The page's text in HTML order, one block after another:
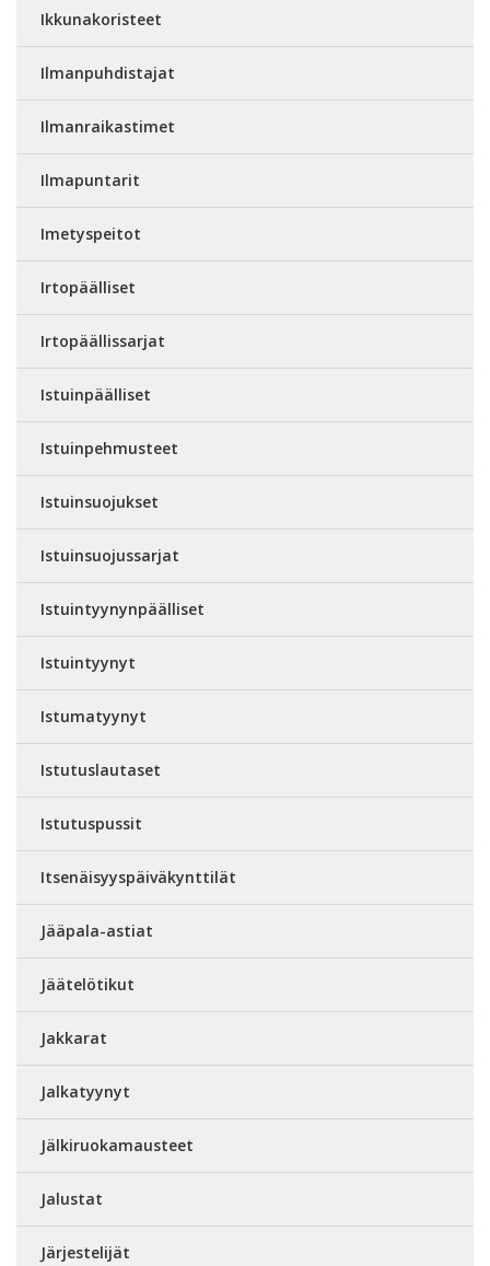
Ikkunakoristeet
Ilmanpuhdistajat
Ilmanraikastimet
Ilmapuntarit
Imetyspeitot
Irtopäälliset
Irtopäällissarjat
Istuinpäälliset
Istuinpehmusteet
Istuinsuojukset
Istuinsuojussarjat
Istuintyynynpäälliset
Istuintyynyt
Istumatyynyt
Istutuslautaset
Istutuspussit
Itsenäisyyspäiväkynttilät
Jääpala-astiat
Jäätelötikut
Jakkarat
Jalkatyynyt
Jälkiruokamausteet
Jalustat
Järjestelijät